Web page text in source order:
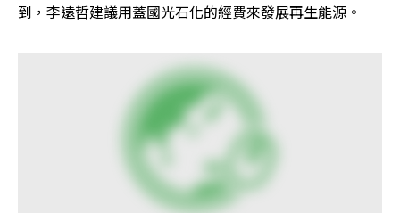
到，李遠哲建議用蓋國光石化的經費來發展再生能源。